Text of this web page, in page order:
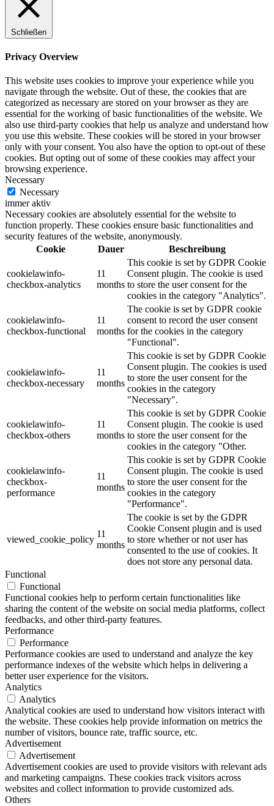
Schließen
Privacy Overview
This website uses cookies to improve your experience while you
navigate through the website. Out of these, the cookies that are
categorized as necessary are stored on your browser as they are
essential for the working of basic functionalities of the website. We
also use third-party cookies that help us analyze and understand how
you use this website. These cookies will be stored in your browser
only with your consent. You also have the option to opt-out of these
cookies. But opting out of some of these cookies may affect your
browsing experience.
Necessary
Necessary
immer aktiv
Necessary cookies are absolutely essential for the website to
function properly. These cookies ensure basic functionalities and
security features of the website, anonymously.
Cookie
Dauer Beschreibung
cookielawinfo-
checkbox-analytics
11
months
This cookie is set by GDPR Cookie
Consent plugin. The cookie is used
to store the user consent for the
cookies in the category "Analytics".
cookielawinfo-
checkbox-functional
11
months
The cookie is set by GDPR cookie
consent to record the user consent
for the cookies in the category
"Functional".
cookielawinfo-
checkbox-necessary
11
months
This cookie is set by GDPR Cookie
Consent plugin. The cookies is used
to store the user consent for the
cookies in the category
"Necessary".
cookielawinfo-
checkbox-others
11
months
This cookie is set by GDPR Cookie
Consent plugin. The cookie is used
to store the user consent for the
cookies in the category "Other.
cookielawinfo-
checkbox-
performance
11
months
This cookie is set by GDPR Cookie
Consent plugin. The cookie is used
to store the user consent for the
cookies in the category
"Performance".
viewed_cookie_policy
11
months
The cookie is set by the GDPR
Cookie Consent plugin and is used
to store whether or not user has
consented to the use of cookies. It
does not store any personal data.
Functional
Functional
Functional cookies help to perform certain functionalities like
sharing the content of the website on social media platforms, collect
feedbacks, and other third-party features.
Performance
Performance
Performance cookies are used to understand and analyze the key
performance indexes of the website which helps in delivering a
better user experience for the visitors.
Analytics
Analytics
Analytical cookies are used to understand how visitors interact with
the website. These cookies help provide information on metrics the
number of visitors, bounce rate, traffic source, etc.
Advertisement
Advertisement
Advertisement cookies are used to provide visitors with relevant ads
and marketing campaigns. These cookies track visitors across
websites and collect information to provide customized ads.
Others